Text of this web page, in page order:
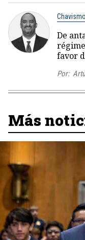
Chavismo
De
favor
Por:
Más